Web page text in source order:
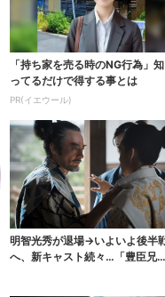
「持ち家を売る時のNG行為」知
ってるだけで得する事とは
PR(イエウール)
明智光秀が退場→いよいよ後半
へ、新キャスト続々…「豊臣兄